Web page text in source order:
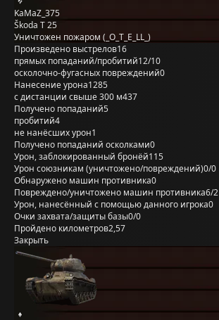
KaMaZ_375
Škoda T 25
Уничтожен пожаром (_O_T_E_LL_)
Произведено выстрелов16
прямых попаданий/пробитий12/10
осколочно-фугасных повреждений0
Нанесение урона1285
с дистанции свыше 300 м437
Получено попаданий5
пробитий4
не нанёсших урон1
Получено попаданий осколками0
Урон, заблокированный бронёй115
Урон союзникам (уничтожено/повреждений)0/0
Обнаружено машин противника0
Повреждено/уничтожено машин противника6/2
Урон, нанесённый с помощью данного игрока0
Очки захвата/защиты базы0/0
Пройдено километров2,57
Закрыть